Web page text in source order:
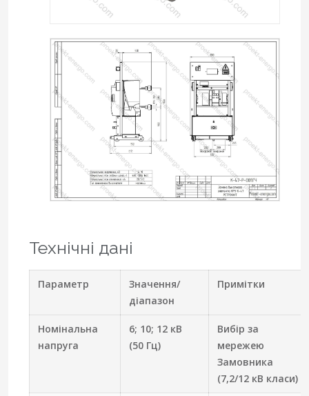
Технічні дані
Параметр
Значення/
діапазон
Примітки
Номінальна
напруга
6; 10; 12 кВ
(50 Гц)
Вибір за
мережею
Замовника
(7,2/12 кВ класи)